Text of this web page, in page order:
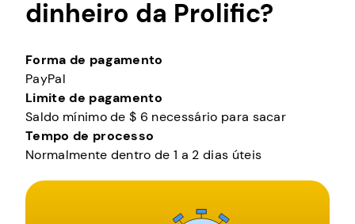
dinheiro da Prolific?
Forma de pagamento
PayPal
Limite de pagamento
Saldo mínimo de $ 6 necessário para sacar
Tempo de processo
Normalmente dentro de 1 a 2 dias úteis